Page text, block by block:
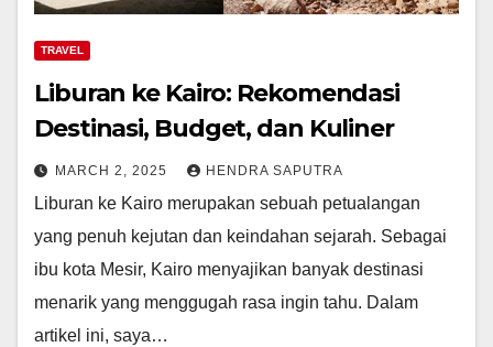
TRAVEL
Liburan ke Kairo: Rekomendasi
Destinasi, Budget, dan Kuliner
MARCH 2, 2025 HENDRA SAPUTRA
Liburan ke Kairo merupakan sebuah petualangan
yang penuh kejutan dan keindahan sejarah. Sebagai
ibu kota Mesir, Kairo menyajikan banyak destinasi
menarik yang menggugah rasa ingin tahu. Dalam
artikel ini, saya…